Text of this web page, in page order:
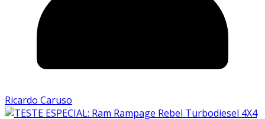
Ricardo Caruso